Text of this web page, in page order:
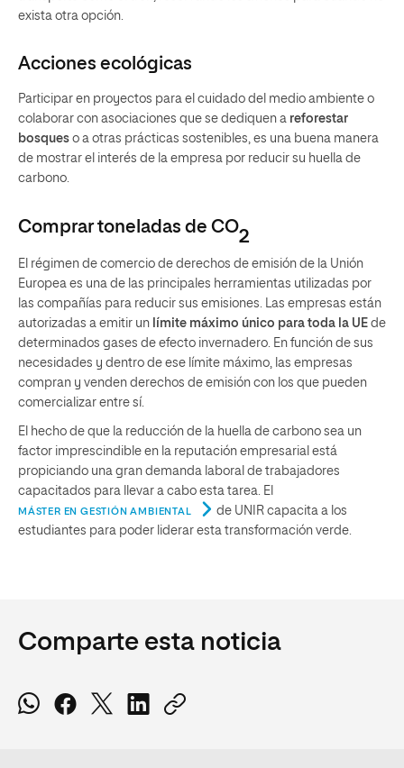
exista otra opción.
Acciones ecológicas
Participar en proyectos para el cuidado del medio ambiente o
colaborar con asociaciones que se dediquen a reforestar
bosques o a otras prácticas sostenibles, es una buena manera
de mostrar el interés de la empresa por reducir su huella de
carbono.
Comprar toneladas de CO
2
El régimen de comercio de derechos de emisión de la Unión
Europea es una de las principales herramientas utilizadas por
las compañías para reducir sus emisiones. Las empresas están
autorizadas a emitir un límite máximo único para toda la UE de
determinados gases de efecto invernadero. En función de sus
necesidades y dentro de ese límite máximo, las empresas
compran y venden derechos de emisión con los que pueden
comercializar entre sí.
El hecho de que la reducción de la huella de carbono sea un
factor imprescindible en la reputación empresarial está
propiciando una gran demanda laboral de trabajadores
capacitados para llevar a cabo esta tarea. El
MÁSTER EN GESTIÓN AMBIENTAL
de UNIR capacita a los
estudiantes para poder liderar esta transformación verde.
Comparte esta noticia